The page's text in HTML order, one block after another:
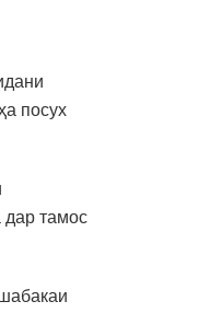
посух
тамос